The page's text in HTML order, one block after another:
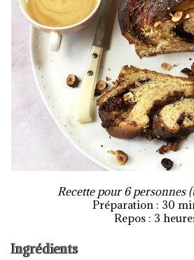
Recette pour 6 personnes
Préparation : 30
Repos : 3
Ingrédients